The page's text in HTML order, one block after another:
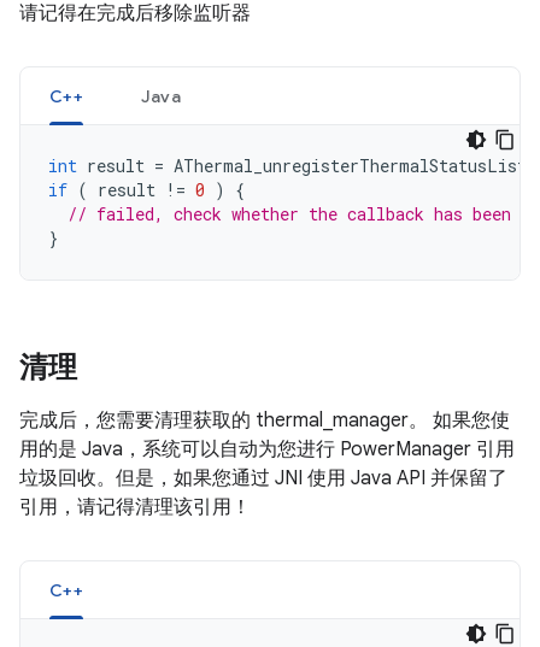
请记得在完成后移除监听器
C++ Java
int result =
if ( result != 0 )
{
// failed, check whether the callback has been
}
清理
完成后，您需要清理获取的 thermal_manager。 如果您使
用的是 Java，系统可以自动为您进行 PowerManager 引用
垃圾回收。但是，如果您通过 JNI 使用 Java API 并保留了
引用，请记得清理该引用！
C++